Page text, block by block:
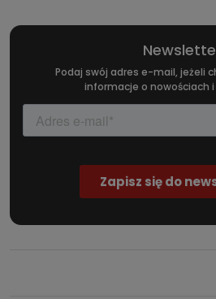
Podaj swój adres e-mail, jeżeli
informacje o nowościach